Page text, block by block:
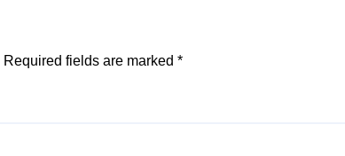
Required fields are marked *